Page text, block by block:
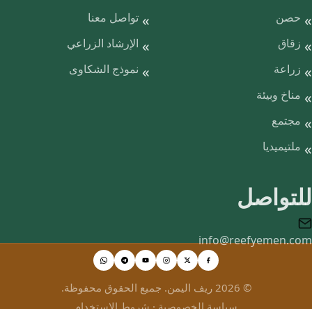
حصن
زقاق
زراعة
مناخ وبيئة
مجتمع
ملتيميديا
تواصل معنا
الإرشاد الزراعي
نموذج الشكاوى
للتواصل
info@reefyemen.com
© 2026 ريف اليمن. جميع الحقوق محفوظة.